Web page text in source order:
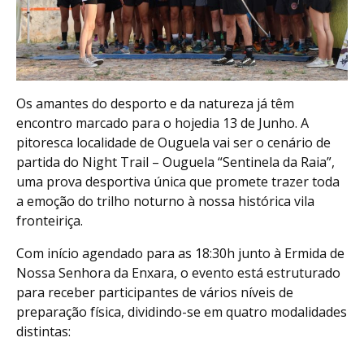
Os amantes do desporto e da natureza já têm
encontro marcado para o hojedia 13 de Junho. A
pitoresca localidade de Ouguela vai ser o cenário de
partida do Night Trail – Ouguela “Sentinela da Raia”,
uma prova desportiva única que promete trazer toda
a emoção do trilho noturno à nossa histórica vila
fronteiriça.
Com início agendado para as 18:30h junto à Ermida de
Nossa Senhora da Enxara, o evento está estruturado
para receber participantes de vários níveis de
preparação física, dividindo-se em quatro modalidades
distintas: